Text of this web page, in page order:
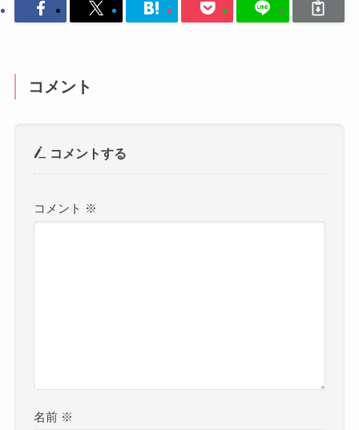
コメント
コメントする
コメント ※
名前 ※